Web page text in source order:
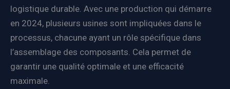
logistique durable. Avec une production qui démarre
en 2024, plusieurs usines sont impliquées dans le
processus, chacune ayant un rôle spécifique dans
l’assemblage des composants. Cela permet de
garantir une qualité optimale et une efficacité
maximale.